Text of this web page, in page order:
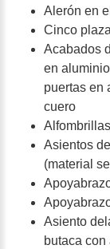
Alerón en
Cinco
Acabados
en
puertas en
cuero
Alfombrillas
Asientos
(material
Asiento
butaca